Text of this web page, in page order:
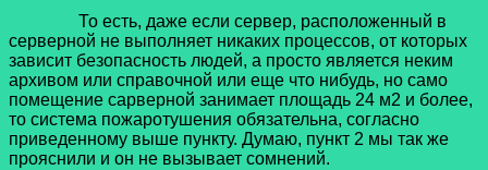
То есть, даже если сервер, расположенный в
серверной не выполняет никаких процессов, от которых
зависит безопасность людей, а просто является неким
архивом или справочной или еще что нибудь, но само
помещение сарверной занимает площадь 24 м2 и более,
то система пожаротушения обязательна, согласно
приведенному выше пункту. Думаю, пункт 2 мы так же
прояснили и он не вызывает сомнений.